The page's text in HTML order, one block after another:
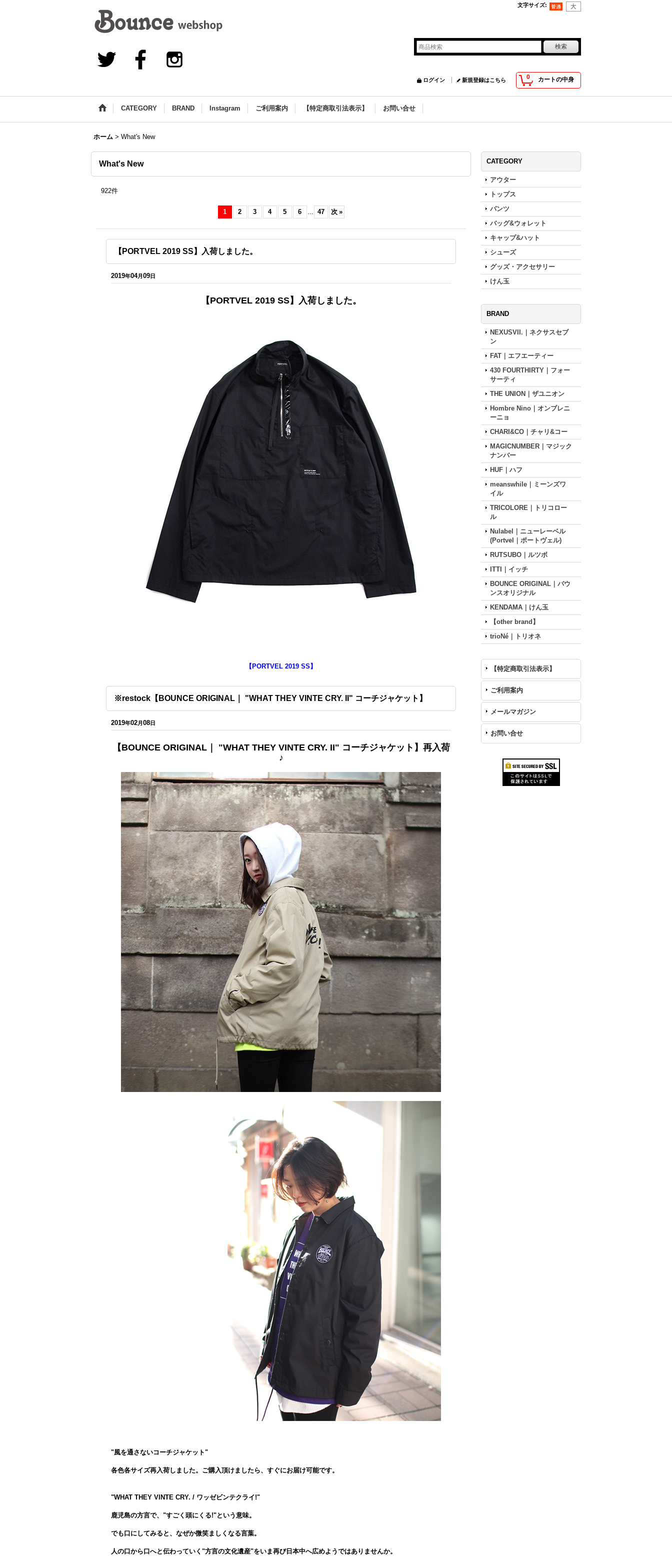
文字サイズ:
0 カートの中身
ログイン 新規登録はこちら
CATEGORY BRAND Instagram ご利用案内 【特定商取引法表示】 お問い合せ
ホーム > What's New
What's New
922件
1 2 3 4 5 6 ... 47 次 »
【PORTVEL 2019 SS】入荷しました。
2019年04月09日
【PORTVEL 2019 SS】入荷しました。
【PORTVEL 2019 SS】
※restock【BOUNCE ORIGINAL｜ "WHAT THEY VINTE CRY. II" コーチジャケット】
2019年02月08日
【BOUNCE ORIGINAL｜ "WHAT THEY VINTE CRY. II" コーチジャケット】再入荷
♪
"風を通さないコーチジャケット"
各色各サイズ再入荷しました。ご購入頂けましたら、すぐにお届け可能です。
"WHAT THEY VINTE CRY. / ワッゼビンテクライ!"
鹿児島の方言で、"すごく頭にくる!"という意味。
でも口にしてみると、なぜか微笑ましくなる言葉。
人の口から口へと伝わっていく"方言の文化遺産"をいま再び日本中へ広めようではありませんか。
CATEGORY
アウター
トップス
パンツ
バッグ&ウォレット
キャップ&ハット
シューズ
グッズ・アクセサリー
けん玉
BRAND
NEXUSVII.｜ネクサスセブ
ン
FAT｜エフエーティー
430 FOURTHIRTY｜フォー
サーティ
THE UNION｜ザユニオン
Hombre Nino｜オンブレニ
ーニョ
CHARI&CO｜チャリ&コー
MAGICNUMBER｜マジック
ナンバー
HUF｜ハフ
meanswhile｜ミーンズワ
イル
TRICOLORE｜トリコロー
ル
Nulabel｜ニューレーベル
(Portvel｜ポートヴェル)
RUTSUBO｜ルツボ
ITTI｜イッチ
BOUNCE ORIGINAL｜バウ
ンスオリジナル
KENDAMA｜けん玉
【other brand】
trioNé｜トリオネ
【特定商取引法表示】
ご利用案内
メールマガジン
お問い合せ